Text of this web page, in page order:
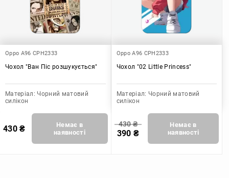
Oppo A96 CPH2333
Чохол "Ван Піс розшукується"
Матеріал: Чорний матовий
силікон
430₴
Немає в
наявності
Oppo A96 CPH2333
Чохол "02 Little Princess"
Матеріал: Чорний матовий
силікон
430₴
390 ₴
Немає в
наявності